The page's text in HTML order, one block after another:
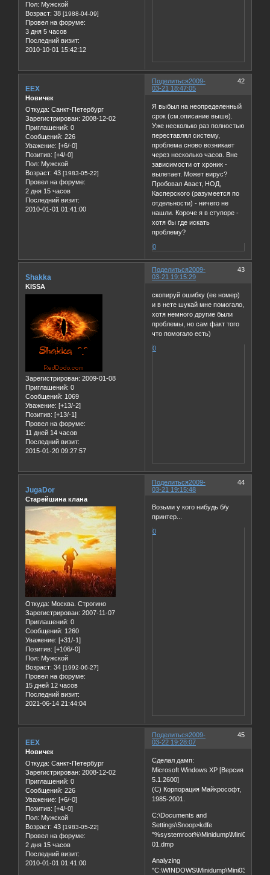
Пол: Мужской
Возраст: 38 [1988-04-09]
Провел на форуме:
3 дня 5 часов
Последний визит:
2010-10-01 15:42:12
Поделиться 42
2009-
03-21 18:47:05
EEX
Новичек
Откуда: Санкт-Петербург
Зарегистрирован: 2008-12-02
Приглашений: 0
Сообщений: 226
Уважение: [+6/-0]
Позитив: [+4/-0]
Пол: Мужской
Возраст: 43 [1983-05-22]
Провел на форуме:
2 дня 15 часов
Последний визит:
2010-01-01 01:41:00
Я выбыл на неопределенный
срок (см.описание выше).
Уже несколько раз полностью
переставлял систему,
проблема сново возникает
через несколько часов. Вне
зависимости от хроник -
вылетает. Может вирус?
Пробовал Аваст, НОД,
Касперского (разумеется по
отдельности) - ничего не
нашли. Короче я в ступоре -
хотя бы где искать
проблему?
0
Поделиться 43
2009-
03-21 19:15:29
Shakka
KISSA
Зарегистрирован: 2009-01-08
Приглашений: 0
Сообщений: 1069
Уважение: [+13/-2]
Позитив: [+13/-1]
Провел на форуме:
11 дней 14 часов
Последний визит:
2015-01-20 09:27:57
скопируй ошибку (ее номер)
и в нете шукай мне помогало,
хотя немного другие были
проблемы, но сам факт того
что помогало есть)
0
Поделиться 44
2009-
03-21 19:15:48
JugaDor
Старейшина клана
Откуда: Москва. Строгино
Зарегистрирован: 2007-11-07
Приглашений: 0
Сообщений: 1260
Уважение: [+31/-1]
Позитив: [+106/-0]
Пол: Мужской
Возраст: 34 [1992-06-27]
Провел на форуме:
15 дней 12 часов
Последний визит:
2021-06-14 21:44:04
Возьми у кого нибудь б/у
принтер...
0
Поделиться 45
2009-
03-22 19:28:07
EEX
Новичек
Откуда: Санкт-Петербург
Зарегистрирован: 2008-12-02
Приглашений: 0
Сообщений: 226
Уважение: [+6/-0]
Позитив: [+4/-0]
Пол: Мужской
Возраст: 43 [1983-05-22]
Провел на форуме:
2 дня 15 часов
Последний визит:
2010-01-01 01:41:00
Сделал дамп:
Microsoft Windows XP [Версия
5.1.2600]
(С) Корпорация Майкрософт,
1985-2001.
C:\Documents and
Settings\Snoop>kdfe
"%systemroot%\Minidump\Mini032209-
01.dmp
Analyzing
"C:\WINDOWS\Minidump\Mini032209-